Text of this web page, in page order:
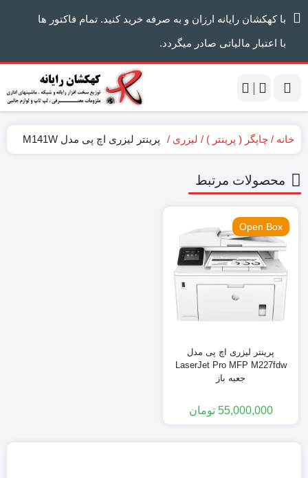
با کهکشان رایانه ارزان و به صرفه خرید کنید. تمام فاکتور ها
با اعتبار مالیاتی صادر میگردد.
|
خانه چاپگر ( پرینتر ) لیزری پرینتر لیزری اچ پی مدل M141W
محصولات مرتبط
Open Box
پرینتر لیزری اچ پی مدل
LaserJet Pro MFP M227fdw
جعبه باز
55,000,000 تومان